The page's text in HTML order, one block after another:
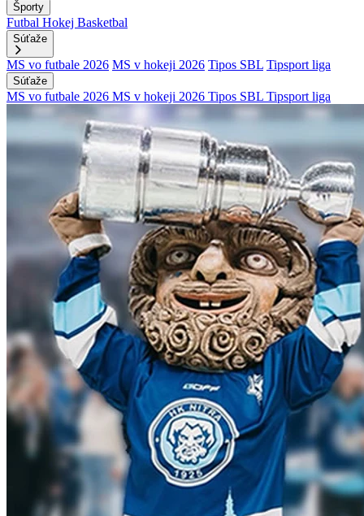
Športy
Futbal Hokej Basketbal
Súťaže
MS vo futbale 2026 MS v hokeji 2026 Tipos SBL Tipsport liga
Súťaže
MS vo futbale 2026 MS v hokeji 2026 Tipos SBL Tipsport liga